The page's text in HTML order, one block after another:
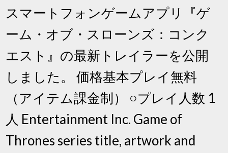
スマートフォンゲームアプリ『ゲ
ーム・オブ・スローンズ：コンク
エスト』の最新トレイラーを公開
しました。 価格基本プレイ無料
（アイテム課金制） ○プレイ人数 1
人 Entertainment Inc. Game of
Thrones series title, artwork and